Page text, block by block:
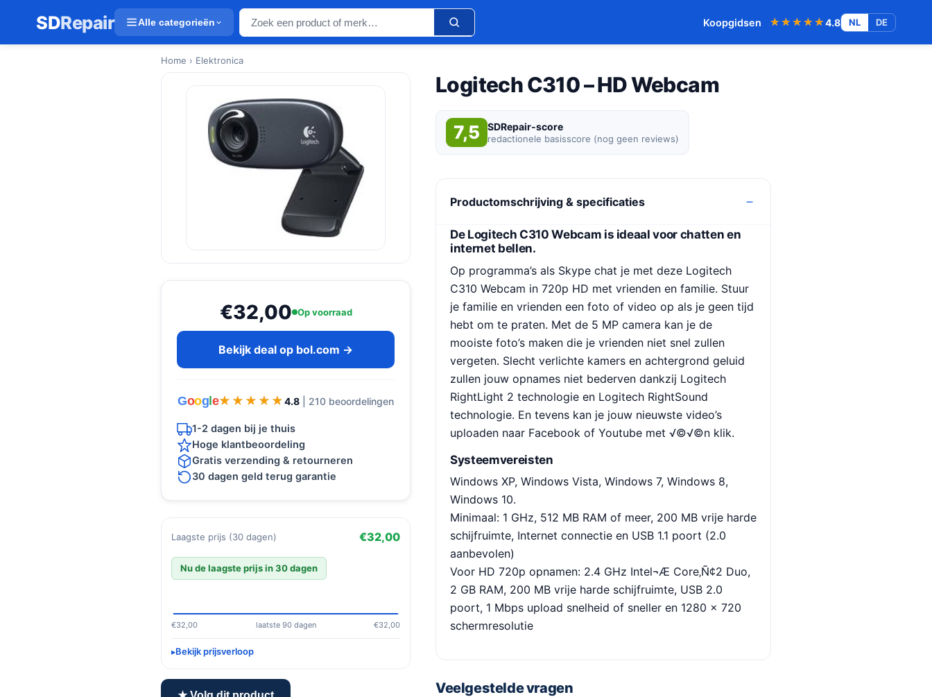
SDRepair Alle categorieën Koopgidsen ★★★★★
★★★★★4.8 NL DE
Home › Elektronica
€32,00 Op voorraad
Bekijk deal op bol.com →
Goog e★★★★★
★★★★★ 4.8 | 210 beoordelingen
1-2 dagen bij je thuis
Hoge klantbeoordeling
Gratis verzending & retourneren
30 dagen geld terug garantie
Laagste prijs (30 dagen) €32,00
Nu de laagste prijs in 30 dagen
€32,00 laatste 90 dagen €32,00
Bekijk prijsverloop
Logitech C310 – HD Webcam
7,5 SDRepair-score
redactionele basisscore (nog geen reviews)
Productomschrijving & specificaties
De Logitech C310 Webcam is ideaal voor chatten en
internet bellen.
Op programma’s als Skype chat je met deze Logitech
C310 Webcam in 720p HD met vrienden en familie. Stuur
je familie en vrienden een foto of video op als je geen tijd
hebt om te praten. Met de 5 MP camera kan je de
mooiste foto’s maken die je vrienden niet snel zullen
vergeten. Slecht verlichte kamers en achtergrond geluid
zullen jouw opnames niet bederven dankzij Logitech
RightLight 2 technologie en Logitech RightSound
technologie. En tevens kan je jouw nieuwste video’s
uploaden naar Facebook of Youtube met √©√©n klik.
Systeemvereisten
Windows XP, Windows Vista, Windows 7, Windows 8,
Windows 10.
Minimaal: 1 GHz, 512 MB RAM of meer, 200 MB vrije harde
schijfruimte, Internet connectie en USB 1.1 poort (2.0
aanbevolen)
Voor HD 720p opnamen: 2.4 GHz Intel¬Æ Core‚Ñ¢2 Duo,
2 GB RAM, 200 MB vrije harde schijfruimte, USB 2.0
poort, 1 Mbps upload snelheid of sneller en 1280 x 720
schermresolutie
Veelgestelde vragen